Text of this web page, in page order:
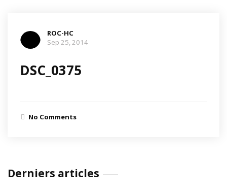
ROC-HC
Sep 25, 2014
DSC_0375
No Comments
Derniers articles